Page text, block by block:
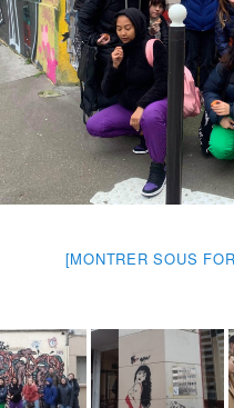
[MONTRER SOUS